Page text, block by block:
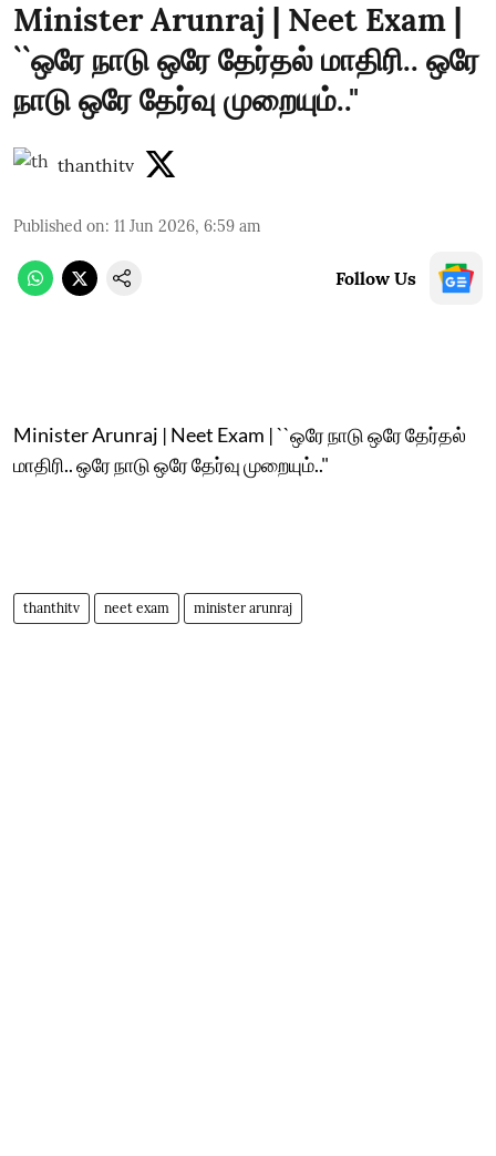
Minister Arunraj | Neet Exam |
``ஒரே நாடு ஒரே தேர்தல் மாதிரி.. ஒரே
நாடு ஒரே தேர்வு முறையும்.."
thanthitv
Published on: 11 Jun 2026, 6:59 am
Follow Us
Minister Arunraj | Neet Exam | ``ஒரே நாடு ஒரே தேர்தல்
மாதிரி.. ஒரே நாடு ஒரே தேர்வு முறையும்.."
thanthitv neet exam minister arunraj